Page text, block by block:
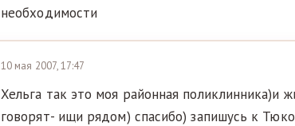
необходимости
10 мая 2007, 17:47
Хельга так это моя районная поликлинника)и
говорят- ищи рядом) спасибо) запишусь к